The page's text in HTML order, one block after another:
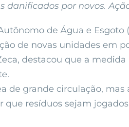
por novos.
de Água e
de novas unidades em
destacou que a
de grande circulação,
resíduos sejam